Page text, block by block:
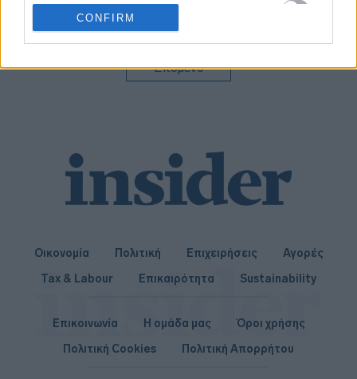
I want to allow Google to enable storage
related to personalization.
related to security, including authentication
CONFIRM
Επόμενο
Οικονομία Πολιτική Επιχειρήσεις
Αγορές
Tax & Labour
Επικαιρότητα Sustainability
Επικοινωνία Η ομάδα μας
Όροι χρήσης
Πολιτική Cookies
Πολιτική Απορρήτου